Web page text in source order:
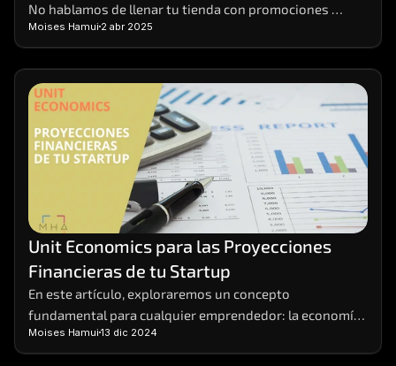
No hablamos de llenar tu tienda con promociones
Moises Hamui 2 abr 2025
Unit Economics para las Proyecciones
Financieras de tu Startup
En este artículo, exploraremos un concepto
fundamental para cualquier emprendedor: la economía
unitaria, o unit economics, en inglés. Desglosaremos
qué son, cómo calcularlas y por qué son tan
Moises Hamui 13 dic 2024